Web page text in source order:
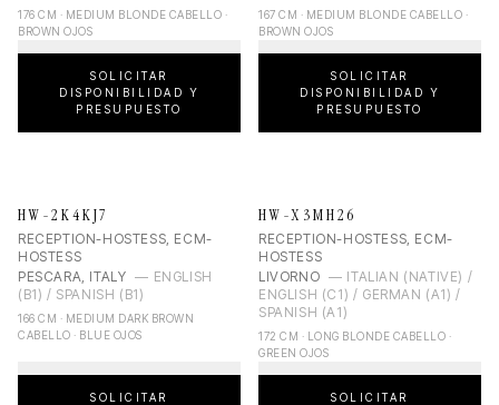
176 CM · MEDIUM BLONDE CABELLO ·
BROWN OJOS
SOLICITAR
DISPONIBILIDAD Y
PRESUPUESTO
167 CM · MEDIUM BLONDE CABELLO ·
BROWN OJOS
SOLICITAR
DISPONIBILIDAD Y
PRESUPUESTO
HW-2K4KJ7
RECEPTION-HOSTESS, ECM-
HOSTESS
PESCARA, ITALY — ENGLISH
(B1) / SPANISH (B1)
166 CM · MEDIUM DARK BROWN
CABELLO · BLUE OJOS
SOLICITAR
HW-X3MH26
RECEPTION-HOSTESS, ECM-
HOSTESS
LIVORNO — ITALIAN (NATIVE) /
ENGLISH (C1) / GERMAN (A1) /
SPANISH (A1)
172 CM · LONG BLONDE CABELLO ·
GREEN OJOS
SOLICITAR